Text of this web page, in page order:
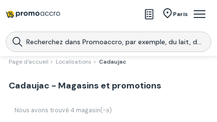
Paris
Magasins
Produits
Promoaccro
l'application
Page d'accueil > Localisations > Cadaujac
Cadaujac - Magasins et promotions
Nous avons trouvé 4 magasin(-s)